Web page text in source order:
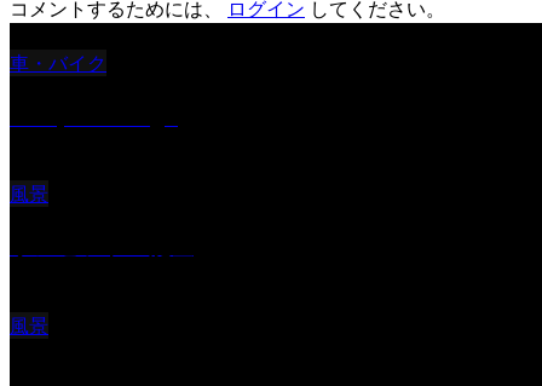
コメントするためには、
ログイン してください。
車・バイク
風景
風景